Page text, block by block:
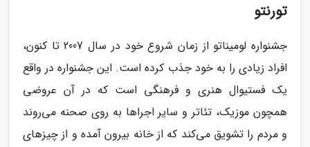
تورنتو
جشنواره لومیناتو از زمان شروع خود در سال 2007 تا کنون،
افراد زیادی را به خود جذب کرده است. این جشنواره در واقع
یک فستیوال هنری و فرهنگی است که در آن عروضی
همچون موزیک، تئاتر و سایر اجراها به روی صحنه می‌روند
و مردم را تشویق می‌کند که از خانه بیرون آمده و از چیزهای